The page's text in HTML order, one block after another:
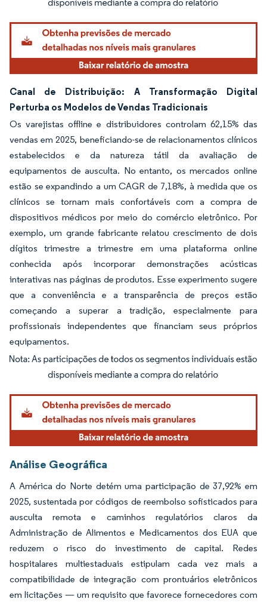
Canal de Distribuição: A Transformação Digital
Perturba os Modelos de Vendas Tradicionais
Os varejistas offline e distribuidores controlam 62,15% das
vendas em 2025, beneficiando-se de relacionamentos clínicos
estabelecidos e da natureza tátil da avaliação de
equipamentos de ausculta. No entanto, os mercados online
estão se expandindo a um CAGR de 7,18%, à medida que os
clínicos se tornam mais confortáveis com a compra de
dispositivos médicos por meio do comércio eletrônico. Por
exemplo, um grande fabricante relatou crescimento de dois
dígitos trimestre a trimestre em uma plataforma online
conhecida após incorporar demonstrações acústicas
interativas nas páginas de produtos. Esse experimento sugere
que a conveniência e a transparência de preços estão
começando a superar a tradição, especialmente para
profissionais independentes que financiam seus próprios
equipamentos.
Imagem © Mordor Intelligence. O reuso requer atribuição conforme CC BY 4.0.
Análise Geográfica
A América do Norte detém uma participação de 37,92% em
2025, sustentada por códigos de reembolso sofisticados para
ausculta remota e caminhos regulatórios claros da
Administração de Alimentos e Medicamentos dos EUA que
reduzem o risco do investimento de capital. Redes
hospitalares multiestaduais estipulam cada vez mais a
compatibilidade de integração com prontuários eletrônicos
em licitações — um requisito que favorece fornecedores com